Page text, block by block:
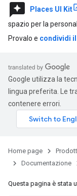
reviews Places UI Kit
spazio per la
Provalo e condividi
Google utilizza la
lingua preferita. Le
contenere errori.
Home page
Documentazione
Questa pagina è stata